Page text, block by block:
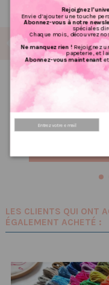
Poussière à aiguilles :
Cheminée
2,50 €
PRIX VIP👑
LES CLIENTS QUI ONT
ÉGALEMENT ACHETÉ :
Rejoignez
Envie d’ajouter une touche
Abonnez-vous à notre
spéciales
Chaque mois, découvrez
Ne manquez rien !Rejoignez
papeterie, et
Abonnez-vous maintenantet